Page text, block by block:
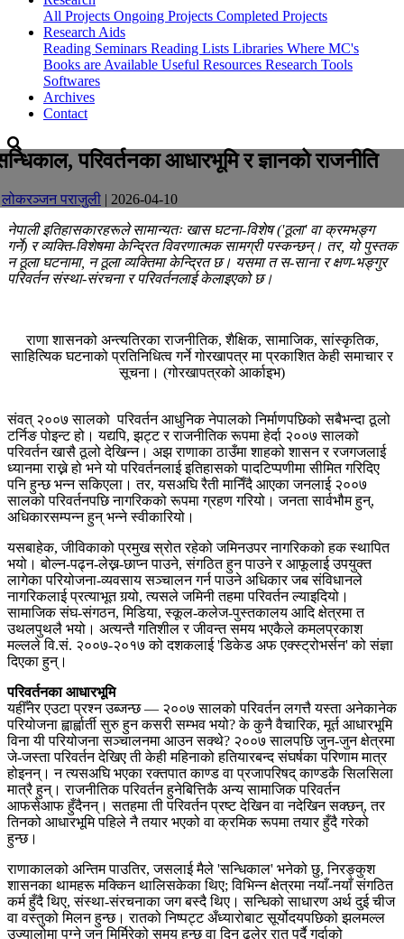
All Projects Ongoing Projects Completed Projects
Research Aids
Reading Seminars Reading Lists Libraries Where MC's
Books are Available Useful Resources Research Tools
Softwares
Archives
Contact
परिवर्तनका आधारभूमि र ज्ञानको राजनीति
लोकरञ्‍जन पराजुली | 2026-04-10
नेपाली इतिहासकारहरूले सामान्यतः खास घटना-विशेष ('ठूला' वा क्रमभङ्ग
गर्ने) र व्यक्ति-विशेषमा केन्द्रित विवरणात्मक सामग्री पस्कन्छन्। तर, यो पुस्तक
न ठूला घटनामा, न ठूला व्यक्तिमा केन्द्रित छ। यसमा त स-साना र क्षण-भङ्गुर
परिवर्तन संस्था-संरचना र परिवर्तनलाई केलाइएको छ।
राणा शासनको अन्त्यतिरका राजनीतिक, शैक्षिक, सामाजिक, सांस्कृतिक,
साहित्यिक घटनाको प्रतिनिधित्व गर्ने गोरखापत्र मा प्रकाशित केही समाचार र
सूचना। (गोरखापत्रको आर्काइभ)
संवत् २००७ सालको परिवर्तन आधुनिक नेपालको निर्माणपछिको सबैभन्दा ठूलो
टर्निङ पोइन्ट हो। यद्यपि, झट्ट र राजनीतिक रूपमा हेर्दा २००७ सालको
परिवर्तन खासै ठूलो देखिन्न। अझ राणाका ठाउँमा शाहको शासन र रजगजलाई
ध्यानमा राख्ने हो भने यो परिवर्तनलाई इतिहासको पादटिप्पणीमा सीमित गरिदिए
पनि हुन्छ भन्न सकिएला। तर, यसअघि रैती मानिँदै आएका जनलाई २००७
सालको परिवर्तनपछि नागरिकको रूपमा ग्रहण गरियो। जनता सार्वभौम हुन्,
अधिकारसम्पन्न हुन् भन्ने स्वीकारियो।
यसबाहेक, जीविकाको प्रमुख स्रोत रहेको जमिनउपर नागरिकको हक स्थापित
भयो। बोल्न-पढ्न-लेख्न-छाप्न पाउने, संगठित हुन पाउने र आफूलाई उपयुक्त
लागेका परियोजना-व्यवसाय सञ्चालन गर्न पाउने अधिकार जब संविधानले
नागरिकलाई प्रत्याभूत गर्‍यो, त्यसले जमिनी तहमा परिवर्तन ल्याइदियो।
सामाजिक संघ-संगठन, मिडिया, स्कूल-कलेज-पुस्तकालय आदि क्षेत्रमा त
उथलपुथलै भयो। अत्यन्तै गतिशील र जीवन्त समय भएकैले कमलप्रकाश
मल्लले वि.सं. २००७-२०१७ को दशकलाई 'डिकेड अफ एक्स्ट्रोभर्सन' को संज्ञा
दिएका हुन्।
परिवर्तनका आधारभूमि
यहीँनेर एउटा प्रश्न उब्जन्छ — २००७ सालको परिवर्तन लगत्तै यस्ता अनेकानेक
परियोजना ह्वार्ह्वार्ती सुरु हुन कसरी सम्भव भयो? के कुनै वैचारिक, मूर्त आधारभूमि
विना यी परियोजना सञ्चालनमा आउन सक्थे? २००७ सालपछि जुन-जुन क्षेत्रमा
जे-जस्ता परिवर्तन देखिए ती केही महिनाको हतियारबन्द संघर्षका परिणाम मात्र
होइनन्। न त्यसअघि भएका रक्तपात काण्ड वा प्रजापरिषद् काण्डकै सिलसिला
मात्रै हुन्। राजनीतिक परिवर्तन हुनेबित्तिकै अन्य सामाजिक परिवर्तन
आफसेआफ हुँदैनन्। सतहमा ती परिवर्तन प्रष्ट देखिन वा नदेखिन सक्छन्, तर
तिनको आधारभूमि पहिले नै तयार भएको वा क्रमिक रूपमा तयार हुँदै गरेको
हुन्छ।
राणाकालको अन्तिम पाउतिर, जसलाई मैले 'सन्धिकाल' भनेको छु, निरङ्‍कुश
शासनका थामहरू मक्किन थालिसकेका थिए; विभिन्न क्षेत्रमा नयाँ-नयाँ संगठित
कर्म हुँदै थिए, संस्था-संरचनाका जग बस्दै थिए। सन्धिको साधारण अर्थ दुई चीज
वा वस्तुको मिलन हुन्छ। रातको निष्पट्ट अँध्यारोबाट सूर्योदयपछिको झलमल्ल
उज्यालोमा पुग्ने जुन मिर्मिरेको समय हुन्छ वा दिन ढलेर रात पर्दै गर्दाको